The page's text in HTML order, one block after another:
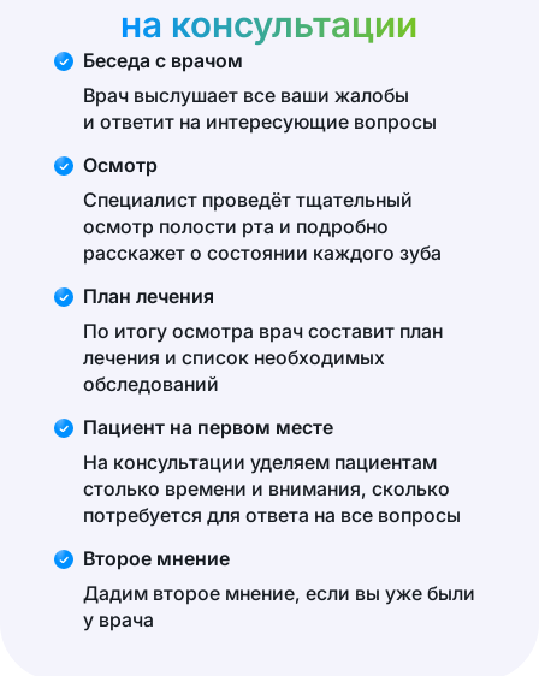
на консультации
Беседа с врачом
Врач выслушает все ваши жалобы
и ответит на интересующие вопросы
Осмотр
Специалист проведёт тщательный
осмотр полости рта и подробно
расскажет о состоянии каждого зуба
План лечения
По итогу осмотра врач составит план
лечения и список необходимых
обследований
Пациент на первом месте
На консультации уделяем пациентам
столько времени и внимания, сколько
потребуется для ответа на все вопросы
Второе мнение
Дадим второе мнение, если вы уже были
у врача